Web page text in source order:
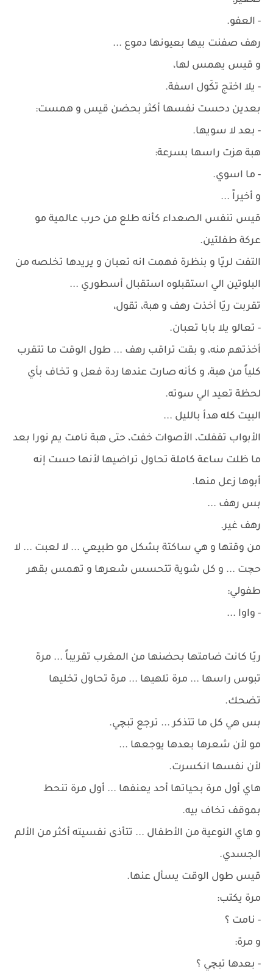
- العفو.
رهف صفنت بيها بعيونها دموع ...
و قيس يهمس لها،
- يلا اختج تكَول اسفة.
بعدين دحست نفسها أكثر بحضن قيس و همست:
- بعد لا سويها.
هبة هزت راسها بسرعة:
- ما اسوي.
و أخيراً ...
قيس تنفس الصعداء كأنه طلع من حرب عالمية مو
عركة طفلتين.
التفت لريّا و بنظرة فهمت انه تعبان و يريدها تخلصه من
البلوتين الي استقبلوه استقبال أسطوري ...
تقربت ريّا أخذت رهف و هبة، تقول،
- تعالو يلا بابا تعبان.
أخذتهم منه، و بقت تراقب رهف ... طول الوقت ما تتقرب
كلياً من هبة، و كأنه صارت عندها ردة فعل و تخاف بأي
لحظة تعيد الي سوته.
البيت كله هدأ بالليل ...
الأبواب تقفلت، الأصوات خفت، حتى هبة نامت يم نورا بعد
ما ظلت ساعة كاملة تحاول تراضيها لأنها حست إنه
أبوها زعل منها.
بس رهف ...
رهف غير.
من وقتها و هي ساكتة بشكل مو طبيعي ... لا لعبت ... لا
حچت ... و كل شوية تتحسس شعرها و تهمس بقهر
طفولي:
- واوا ...
ريّا كانت ضامتها بحضنها من المغرب تقريباً ... مرة
تبوس راسها ... مرة تلهيها ... مرة تحاول تخليها
تضحك.
بس هي كل ما تتذكر ... ترجع تبچي.
مو لأن شعرها بعدها يوجعها ...
لأن نفسها انكسرت.
هاي أول مرة بحياتها أحد يعنفها ... أول مرة تنحط
بموقف تخاف بيه.
و هاي النوعية من الأطفال ... تتأذى نفسيته أكثر من الألم
الجسدي.
قيس طول الوقت يسأل عنها.
مرة يكتب:
- نامت ؟
و مرة:
- بعدها تبچي ؟